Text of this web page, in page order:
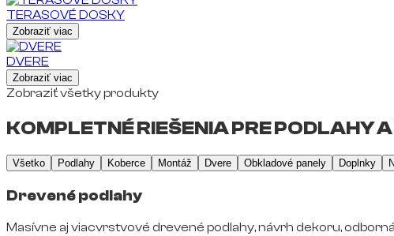
TERASOVÉ DOSKY
Zobraziť viac
DVERE
Zobraziť viac
Zobraziť všetky produkty
KOMPLETNÉ RIEŠENIA PRE PODLAHY
Všetko Podlahy Koberce Montáž Dvere Obkladové panely Doplnky
Drevené podlahy
Masívne aj viacvrstvové drevené podlahy, návrh dekoru,